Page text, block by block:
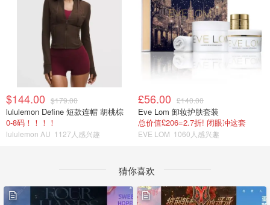
$144.00 $179.00
lululemon Define 短款连帽 胡桃棕
0-8码！！！！
lululemon AU 1127人感兴趣
£56.00 £140.00
Eve Lom 卸妆护肤套装
总价值£206=2.7折! 闭眼冲这套
EVE LOM 1060人感兴趣
猜你喜欢